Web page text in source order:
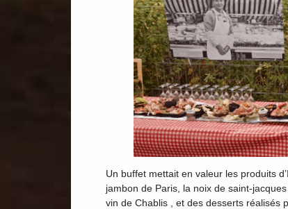
Un buffet mettait en valeur les produits
jambon de Paris, la noix de saint-
vin de Chablis , et des desserts réalisés